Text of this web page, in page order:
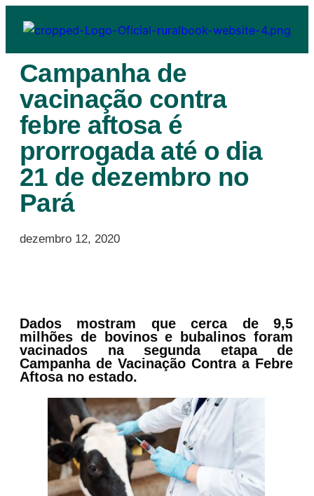
Campanha de
vacinação contra
febre aftosa é
prorrogada até o dia
21 de dezembro no
Pará
dezembro 12, 2020
Dados mostram que cerca de 9,5
milhões de bovinos e bubalinos foram
vacinados na segunda etapa de
Campanha de Vacinação Contra a Febre
Aftosa no estado.